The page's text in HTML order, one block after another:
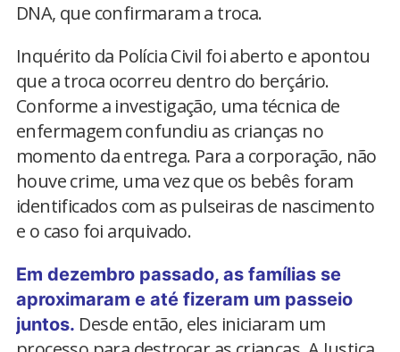
DNA, que confirmaram a troca.
Inquérito da Polícia Civil foi aberto e apontou
que a troca ocorreu dentro do berçário.
Conforme a investigação, uma técnica de
enfermagem confundiu as crianças no
momento da entrega. Para a corporação, não
houve crime, uma vez que os bebês foram
identificados com as pulseiras de nascimento
e o caso foi arquivado.
Em dezembro passado, as famílias se
aproximaram e até fizeram um passeio
juntos. Desde então, eles iniciaram um